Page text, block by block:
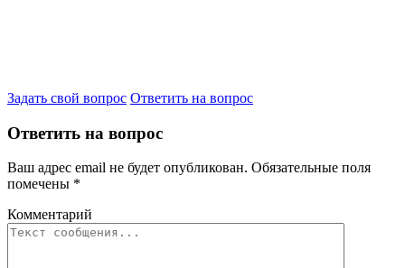
Задать свой вопрос Ответить на вопрос
Ответить на вопрос
Ваш адрес email не будет опубликован. Обязательные поля
помечены *
Комментарий